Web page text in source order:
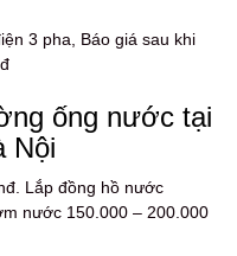
3 pha, Báo giá sau khi
ống nước tại
Nội
Lắp đồng hồ nước
nước 150.000 – 200.000